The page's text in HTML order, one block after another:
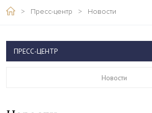
> Пресс-центр > Новости
ПРЕСС-ЦЕНТР
Новости